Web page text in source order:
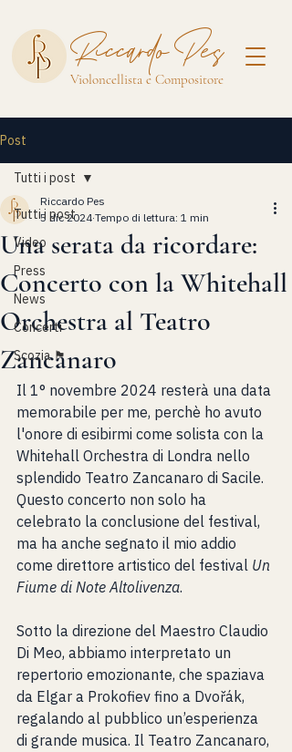
Riccardo Pes
Violoncellista e Compositore
Post
Tutti i post
Video
Press
News
Concerti
Scozia 🏴󠁧󠁢󠁳󠁣󠁴󠁿
Tutti i post
Una serata da ricordare:
Concerto con la Whitehall
Orchestra al Teatro
Zancanaro
Riccardo Pes
5 dic 2024 Tempo di lettura: 1 min
Il 1° novembre 2024 resterà una data
memorabile per me, perchè ho avuto
l'onore di esibirmi come solista con la
Whitehall Orchestra di Londra nello
splendido Teatro Zancanaro di Sacile.
Questo concerto non solo ha
celebrato la conclusione del festival,
ma ha anche segnato il mio addio
come direttore artistico del festival Un
Fiume di Note Altolivenza.
Sotto la direzione del Maestro Claudio
Di Meo, abbiamo interpretato un
repertorio emozionante, che spaziava
da Elgar a Prokofiev fino a Dvořák,
regalando al pubblico un’esperienza
di grande musica. Il Teatro Zancanaro,